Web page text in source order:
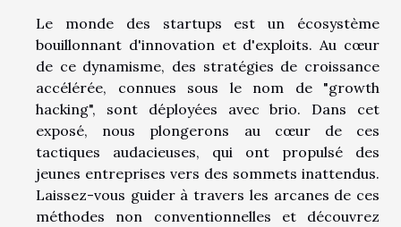
Le monde des startups est un écosystème
bouillonnant d'innovation et d'exploits. Au cœur
de ce dynamisme, des stratégies de croissance
accélérée, connues sous le nom de "growth
hacking", sont déployées avec brio. Dans cet
exposé, nous plongerons au cœur de ces
tactiques audacieuses, qui ont propulsé des
jeunes entreprises vers des sommets inattendus.
Laissez-vous guider à travers les arcanes de ces
méthodes non conventionnelles et découvrez